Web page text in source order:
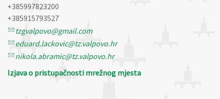
+385997823200
+385915793527
tzgvalpovo@gmail.com
eduard.lackovic@tz.valpovo.hr
nikola.abramic@tz.valpovo.hr
Izjava o pristupačnosti mrežnog mjesta